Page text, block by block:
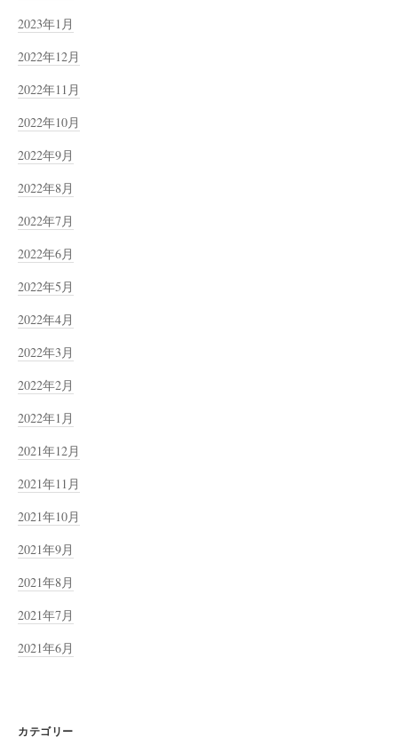
2023年1月
2022年12月
2022年11月
2022年10月
2022年9月
2022年8月
2022年7月
2022年6月
2022年5月
2022年4月
2022年3月
2022年2月
2022年1月
2021年12月
2021年11月
2021年10月
2021年9月
2021年8月
2021年7月
2021年6月
カテゴリー